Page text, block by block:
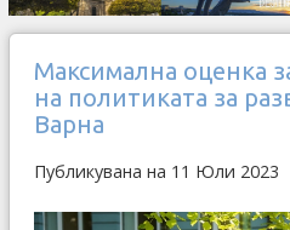
Максимална оценка
на политиката за
Варна
Публикувана на 11 Юли 2023